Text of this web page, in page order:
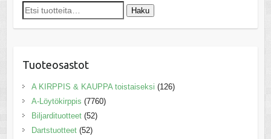
Etsi: Haku
Tuoteosastot
A KIRPPIS & KAUPPA toistaiseksi (126)
A-Löytökirppis (7760)
Biljardituotteet (52)
Dartstuotteet (52)